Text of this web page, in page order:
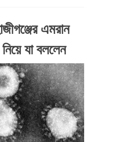
এমরান
যা বললেন